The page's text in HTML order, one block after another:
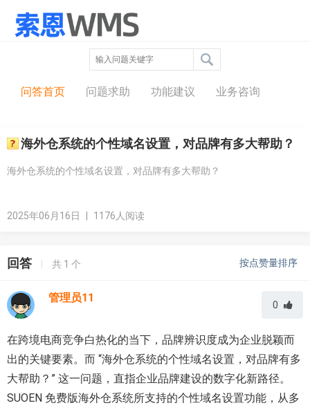
问答中心
问答首页 问题求助 功能建议 业务咨询
海外仓系统的个性域名设置，对品牌有多大帮助？
海外仓系统的个性域名设置，对品牌有多大帮助？
2025年06月16日 1176人阅读
回答 | 共 1 个 按点赞量排序
管理员11
0
在跨境电商竞争白热化的当下，品牌辨识度成为企业脱颖而
出的关键要素。而 “海外仓系统的个性域名设置，对品牌有多
大帮助？” 这一问题，直指企业品牌建设的数字化新路径。
SUOEN 免费版海外仓系统所支持的个性域名设置功能，从多